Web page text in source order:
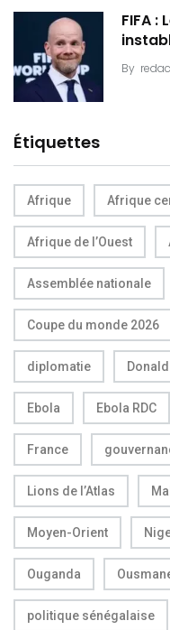
FIFA :
By
Étiquettes
Afrique Afrique
Afrique de l’Ouest
Assemblée nationale
Coupe du monde 2026
diplomatie
Ebola Ebola RDC
France
Lions de l’Atlas
Moyen-Orient
Ouganda
politique sénégalaise